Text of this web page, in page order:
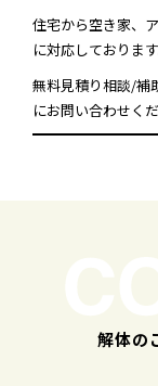
住宅から空き家、
に対応しております
無料見積り相談/補
にお問い合わせく
解体の